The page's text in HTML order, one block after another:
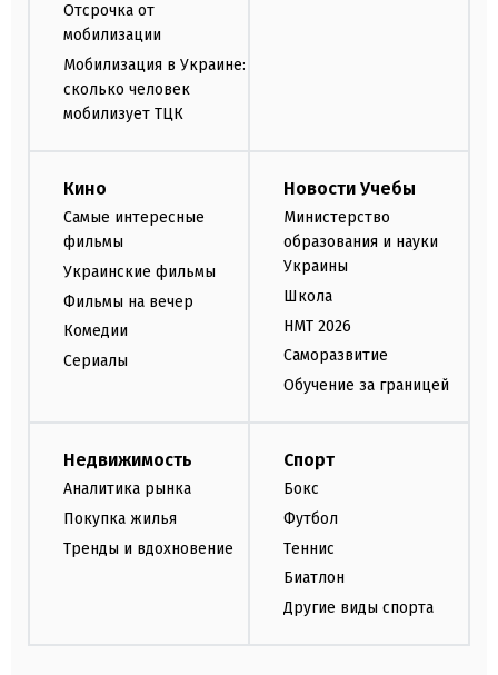
Отсрочка от
мобилизации
Мобилизация в Украине:
сколько человек
мобилизует ТЦК
Кино
Самые интересные
фильмы
Украинские фильмы
Фильмы на вечер
Комедии
Сериалы
Новости Учебы
Министерство
образования и науки
Украины
Школа
НМТ 2026
Саморазвитие
Обучение за границей
Недвижимость
Аналитика рынка
Покупка жилья
Тренды и вдохновение
Спорт
Бокс
Футбол
Теннис
Биатлон
Другие виды спорта